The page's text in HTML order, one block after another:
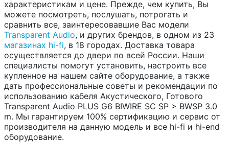
характеристикам и цене. Прежде, чем купить, Вы
можете посмотреть, послушать, потрогать и
сравнить все, заинтересовавшие Вас модели
Transparent Audio, и других брендов, в одном из 23
магазинах hi-fi, в 18 городах. Доставка товара
осуществляется до двери по всей России. Наши
специалисты помогут установить, настроить все
купленное на нашем сайте оборудование, а также
дать профессиональные советы и рекомендации по
использованию кабеля Акустического, Готового
Transparent Audio PLUS G6 BIWIRE SC SP > BWSP 3.0
m. Мы гарантируем 100% сертификацию и сервис от
производителя на данную модель и все hi-fi и hi-end
оборудование.